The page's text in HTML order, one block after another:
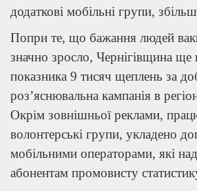
додаткові мобільні групи,
Попри те, що бажання людей
значно зросло, Чернігівщина ще
показника 9 тисяч щеплень за
роз’яснювальна кампанія в
Окрім зовнішньої реклами,
волонтерські групи, укладено
мобільними операторами, які
абонентам промовисту